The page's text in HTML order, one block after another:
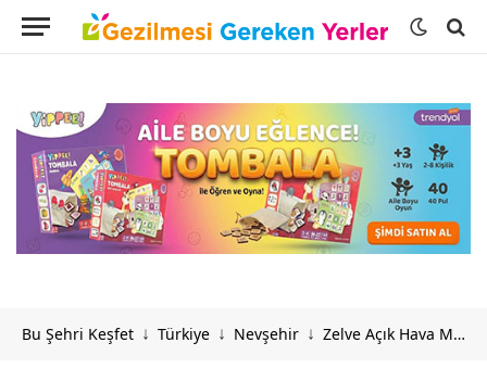
Bu Şehri Keşfet ↓ Türkiye ↓ Nevşehir ↓ Zelve Açık Hava Müzesi | Nerede, Ziyaret ve Giriş Ücreti